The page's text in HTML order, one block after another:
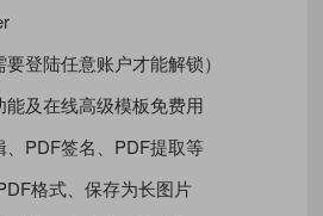
登陆任意账户才能解锁）
及在线高级模板免费用
PDF签名、PDF提取等
格式、保存为长图片